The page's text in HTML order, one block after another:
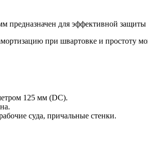
для эффективной
при швартовке и простоту
125 мм (DC).
суда, причальные стенки.